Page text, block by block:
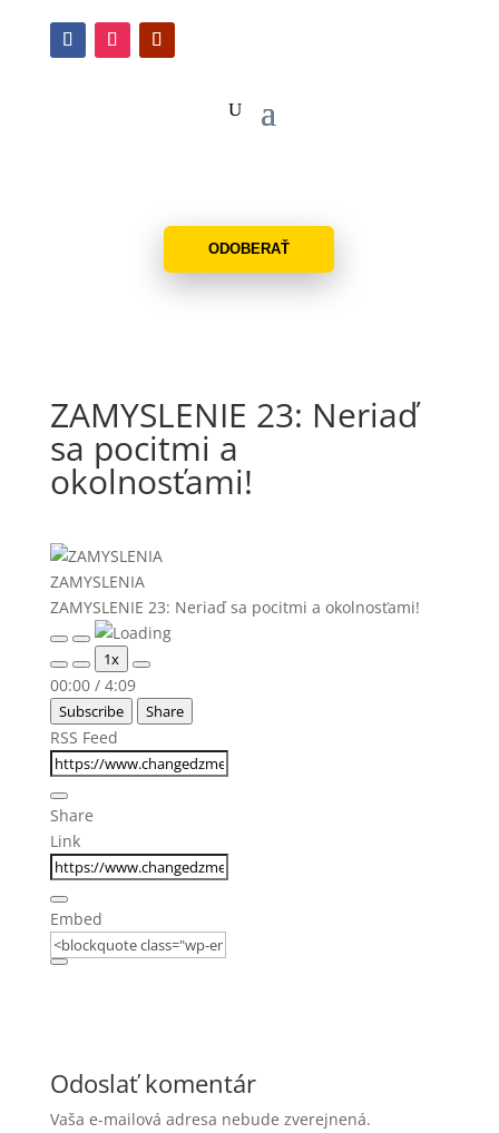
ODOBERAŤ
ZAMYSLENIE 23: Neriaď
sa pocitmi a
okolnosťami!
ZAMYSLENIA
ZAMYSLENIE 23: Neriaď sa pocitmi a okolnosťami!
Play
Episode
Pause
Episode
Mute/Unmute
Episode
Rewind
10
Seconds
1x
Fast
Forward
30
00:00 / 4:09
Subscribe Share
RSS Feed
Share
Link
Embed
Odoslať komentár
Vaša e-mailová adresa nebude zverejnená.